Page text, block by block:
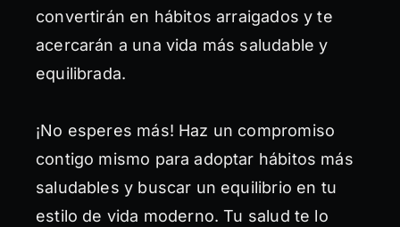
convertirán en hábitos arraigados y te
acercarán a una vida más saludable y
equilibrada.
¡No esperes más! Haz un compromiso
contigo mismo para adoptar hábitos más
saludables y buscar un equilibrio en tu
estilo de vida moderno. Tu salud te lo